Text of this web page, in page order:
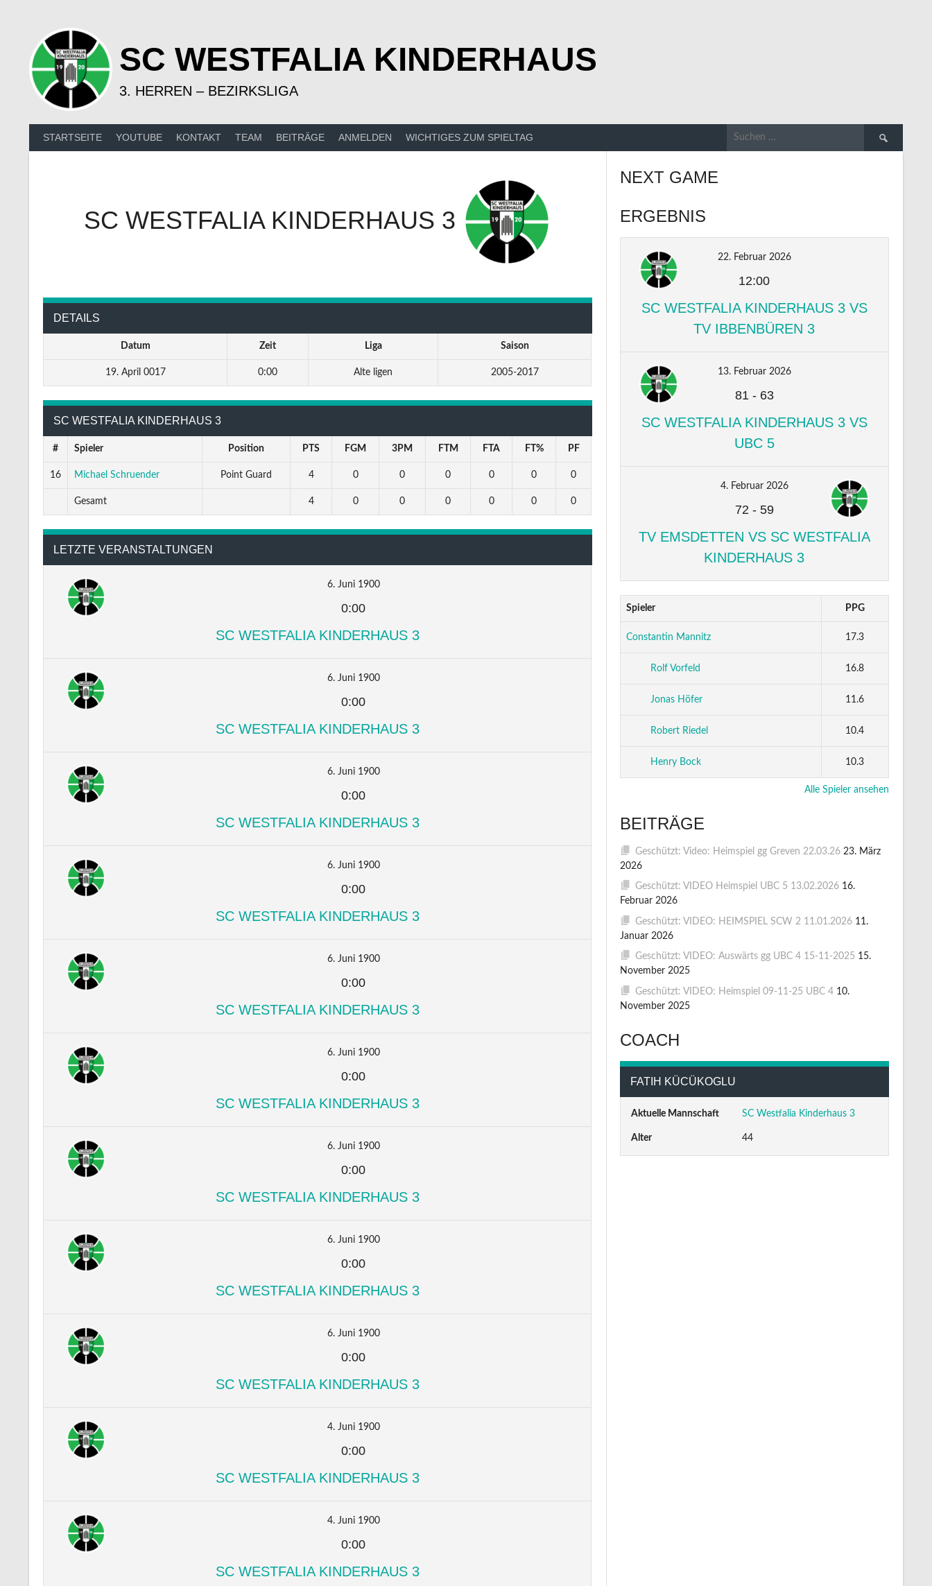
SC WESTFALIA KINDERHAUS
3. HERREN – BEZIRKSLIGA
STARTSEITE YOUTUBE KONTAKT TEAM BEITRÄGE ANMELDEN WICHTIGES ZUM SPIELTAG
Suchen
SC WESTFALIA KINDERHAUS 3
DETAILS
Datum Zeit Liga Saison
19. April 0017 0:00 Alte ligen 2005-2017
SC WESTFALIA KINDERHAUS 3
# Spieler Position PTS FGM 3PM FTM FTA FT% PF
16 Michael Schruender Point Guard 4 0 0 0 0 0 0
Gesamt 4 0 0 0 0 0 0
LETZTE VERANSTALTUNGEN
6. Juni 1900
0:00
SC WESTFALIA KINDERHAUS 3
6. Juni 1900
0:00
SC WESTFALIA KINDERHAUS 3
6. Juni 1900
0:00
SC WESTFALIA KINDERHAUS 3
6. Juni 1900
0:00
SC WESTFALIA KINDERHAUS 3
6. Juni 1900
0:00
SC WESTFALIA KINDERHAUS 3
6. Juni 1900
0:00
SC WESTFALIA KINDERHAUS 3
6. Juni 1900
0:00
SC WESTFALIA KINDERHAUS 3
6. Juni 1900
0:00
SC WESTFALIA KINDERHAUS 3
6. Juni 1900
0:00
SC WESTFALIA KINDERHAUS 3
4. Juni 1900
0:00
SC WESTFALIA KINDERHAUS 3
4. Juni 1900
0:00
SC WESTFALIA KINDERHAUS 3
NEXT GAME
ERGEBNIS
22. Februar 2026
12:00
SC WESTFALIA KINDERHAUS 3 VS
TV IBBENBÜREN 3
13. Februar 2026
81- 63
SC WESTFALIA KINDERHAUS 3 VS
UBC 5
4. Februar 2026
72- 59
TV EMSDETTEN VS SC WESTFALIA
KINDERHAUS 3
Spieler PPG
Constantin Mannitz 17.3
Rolf Vorfeld 16.8
Jonas Höfer 11.6
Robert Riedel 10.4
Henry Bock 10.3
Alle Spieler ansehen
BEITRÄGE
Geschützt: Video: Heimspiel gg Greven 22.03.26 23. März
2026
Geschützt: VIDEO Heimspiel UBC 5 13.02.2026 16.
Februar 2026
Geschützt: VIDEO: HEIMSPIEL SCW 2 11.01.2026 11.
Januar 2026
Geschützt: VIDEO: Auswärts gg UBC 4 15-11-2025 15.
November 2025
Geschützt: VIDEO: Heimspiel 09-11-25 UBC 4 10.
November 2025
COACH
FATIH KÜCÜKOGLU
Aktuelle Mannschaft SC Westfalia Kinderhaus 3
Alter 44